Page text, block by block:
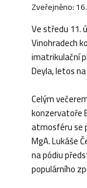
Zveřejněno:
Ve středu 11.
Vinohradech
imatrikulační
Deyla, letos
Celým
konzervatoře
atmosféru se
MgA. Lukáše
na pódiu
populárního